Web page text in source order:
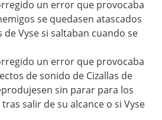
un error que provocaba
se quedasen atascados
de Vyse si saltaban cuando se
un error que provocaba
de sonido de Cizallas de
sin parar para los
salir de su alcance o si Vyse